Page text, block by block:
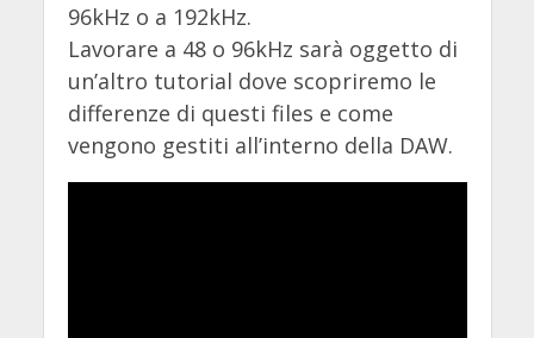
96kHz o a 192kHz.
Lavorare a 48 o 96kHz sarà oggetto di
un’altro tutorial dove scopriremo le
differenze di questi files e come
vengono gestiti all’interno della DAW.